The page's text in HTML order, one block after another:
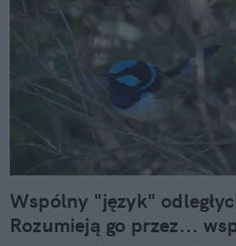
Wspólny "język"
Rozumieją go przez...